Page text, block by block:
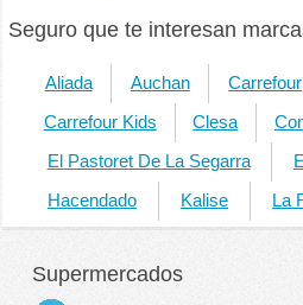
Seguro que te interesan
Aliada Auchan Carrefour
Carrefour Kids Clesa
El Pastoret De La Segarra
Hacendado Kalise La
Supermercados